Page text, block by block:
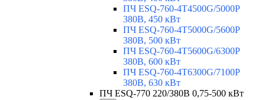
ПЧ ESQ-760-4T4500G/5000P
380В, 450 кВт
ПЧ ESQ-760-4T5000G/5600P
380В, 500 кВт
ПЧ ESQ-760-4T5600G/6300P
380В, 600 кВт
ПЧ ESQ-760-4T6300G/7100P
380В, 630 кВт
ПЧ ESQ-770 220/380В 0,75-500 кВт